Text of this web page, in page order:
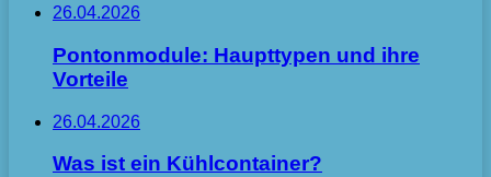
26.04.2026
Pontonmodule: Haupttypen und ihre
Vorteile
26.04.2026
Was ist ein Kühlcontainer?